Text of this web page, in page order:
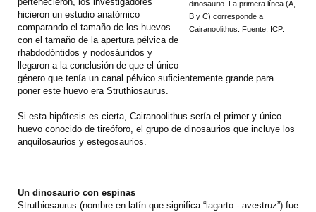
dinosaurio. La primera línea (A,
B y C) corresponde a
Cairanoolithus. Fuente: ICP.
hicieron un estudio anatómico
comparando el tamaño de los huevos
con el tamaño de la apertura pélvica de
rhabdodóntidos y nodosáuridos y
llegaron a la conclusión de que el único
género que tenía un canal pélvico suficientemente grande para
poner este huevo era Struthiosaurus.
Si esta hipótesis es cierta, Cairanoolithus sería el primer y único
huevo conocido de tireóforo, el grupo de dinosaurios que incluye los
anquilosaurios y estegosaurios.
Un dinosaurio con espinas
Struthiosaurus (nombre en latín que significa “lagarto - avestruz”) fue